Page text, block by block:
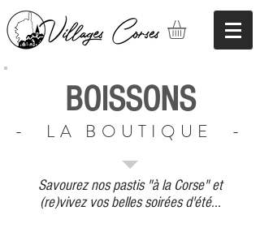
BOISSONS
- LA BOUTIQUE -
Savourez nos pastis "à la Corse" et
(re)vivez vos belles soirées d'été...